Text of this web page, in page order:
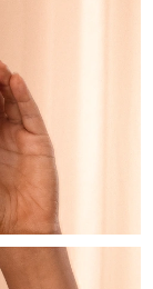
Set
PAP gel
set
LED mask
massager
送達日期
達日期
達日期
達日期8/10/26